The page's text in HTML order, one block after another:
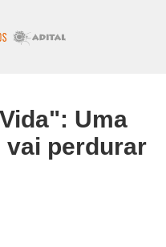
Uma
vai perdurar